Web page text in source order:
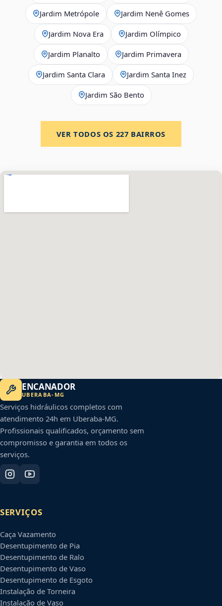
Jardim Metrópole Jardim Nenê Gomes
Jardim Nova Era Jardim Olímpico
Jardim Planalto Jardim Primavera
Jardim Santa Clara Jardim Santa Inez
Jardim São Bento
VER TODOS OS 227 BAIRROS
ENCANADOR
UBERABA- MG
Serviços hidráulicos completos com
atendimento 24h em Uberaba-MG.
Profissionais qualificados, orçamento sem
compromisso e garantia em todos os
serviços.
SERVIÇOS
Caça Vazamento
Desentupimento de Pia
Desentupimento de Ralo
Desentupimento de Vaso
Desentupimento de Esgoto
Instalação de Torneira
Instalação de Vaso